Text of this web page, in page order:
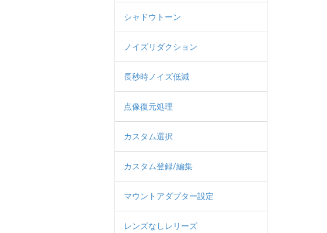
シャドウトーン
ノイズリダクション
長秒時ノイズ低減
点像復元処理
カスタム選択
カスタム登録/編集
マウントアダプター設定
レンズなしレリーズ